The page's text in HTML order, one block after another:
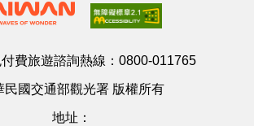
費旅遊諮詢熱線： 0800-011765
民國交通部觀光署 版權所有
地址：